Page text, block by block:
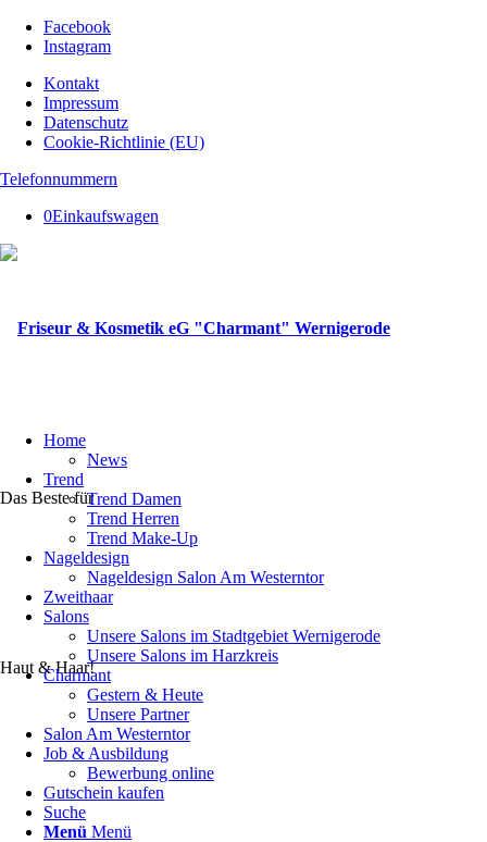
Facebook
Instagram
Kontakt
Impressum
Datenschutz
Cookie-Richtlinie (EU)
Telefonnummern
0Einkaufswagen
Das Beste für
Haut & Haar!
Home
News
Trend
Trend Damen
Trend Herren
Trend Make-Up
Nageldesign
Nageldesign Salon Am Westerntor
Zweithaar
Salons
Unsere Salons im Stadtgebiet Wernigerode
Unsere Salons im Harzkreis
Charmant
Gestern & Heute
Unsere Partner
Salon Am Westerntor
Job & Ausbildung
Bewerbung online
Gutschein kaufen
Suche
Menü Menü